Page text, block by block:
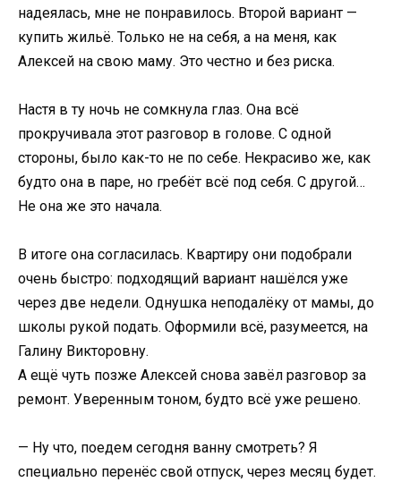
надеялась, мне не понравилось. Второй вариант —
купить жильё. Только не на себя, а на меня, как
Алексей на свою маму. Это честно и без риска.
Настя в ту ночь не сомкнула глаз. Она всё
прокручивала этот разговор в голове. С одной
стороны, было как-то не по себе. Некрасиво же, как
будто она в паре, но гребёт всё под себя. С другой…
Не она же это начала.
В итоге она согласилась. Квартиру они подобрали
очень быстро: подходящий вариант нашёлся уже
через две недели. Однушка неподалёку от мамы, до
школы рукой подать. Оформили всё, разумеется, на
Галину Викторовну.
А ещё чуть позже Алексей снова завёл разговор за
ремонт. Уверенным тоном, будто всё уже решено.
— Ну что, поедем сегодня ванну смотреть? Я
специально перенёс свой отпуск, через месяц будет.